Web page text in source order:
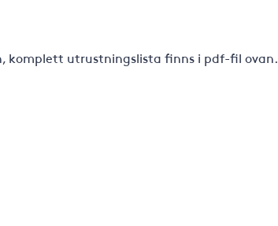
komplett utrustningslista finns i pdf-fil ovan.